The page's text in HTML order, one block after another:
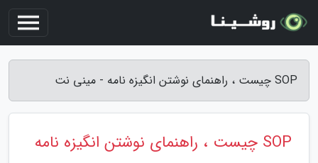
SOP چیست ، راهنمای نوشتن انگیزه نامه - مینی نت
SOP چیست ، راهنمای نوشتن انگیزه نامه